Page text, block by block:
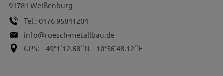
91781 Weißenburg
Tel.: 0176 95841204
info@roesch-metallbau.de
GPS:
49°1'12.68''N 10°56'48.12''E